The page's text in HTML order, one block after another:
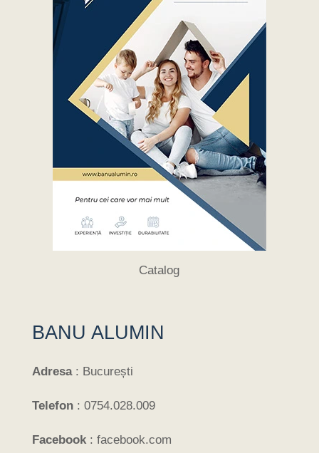
Catalog
BANU ALUMIN
Adresa: București
Telefon: 0754.028.009
Facebook: facebook.com